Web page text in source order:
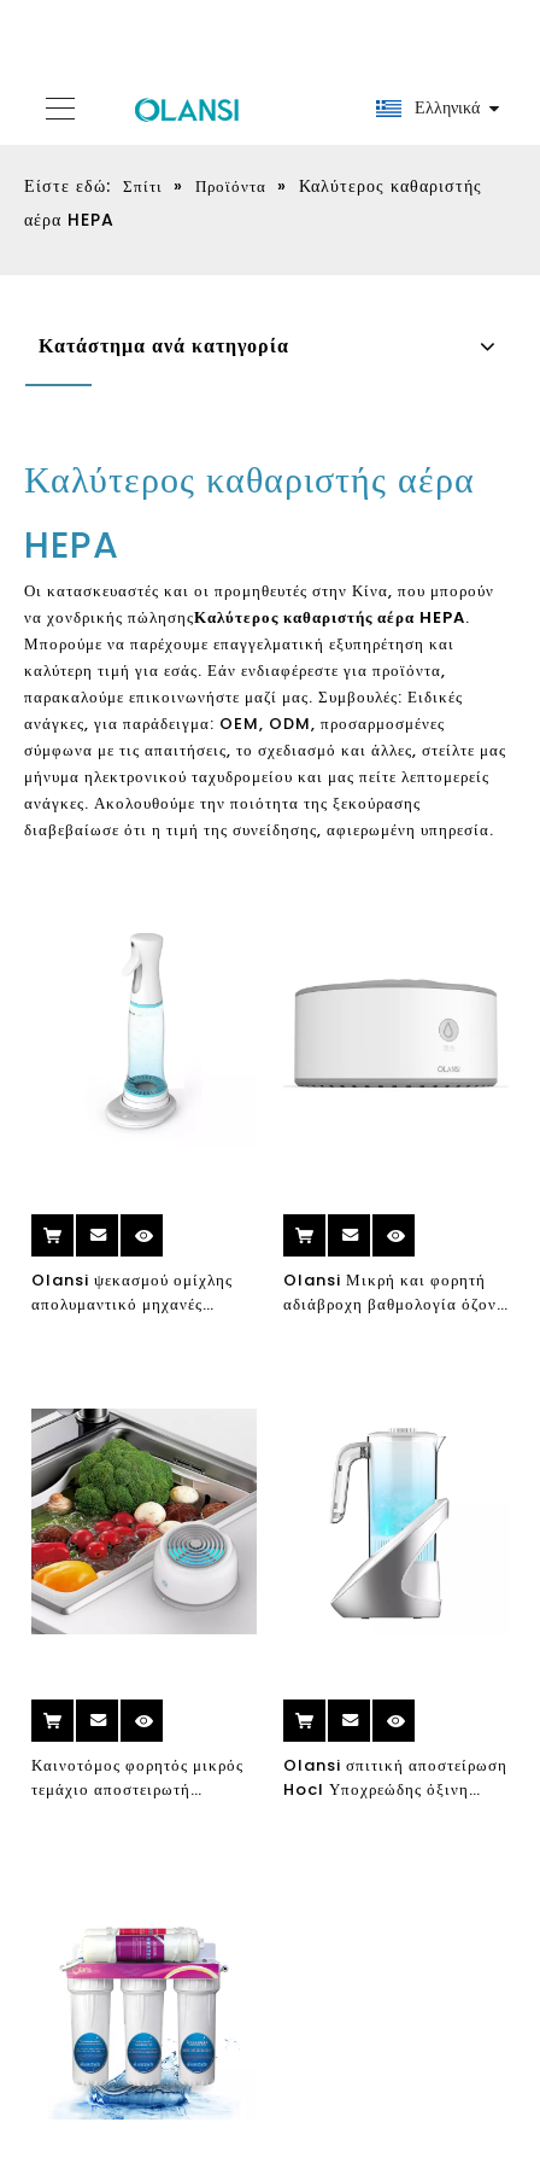
Ελληνικά
Είστε εδώ: Σπίτι » Προϊόντα » Καλύτερος καθαριστής
αέρα HEPA
Κατάστημα ανά κατηγορία
Καλύτερος καθαριστής αέρα
HEPA
Οι κατασκευαστές και οι προμηθευτές στην Κίνα, που μπορούν
να χονδρικής πώλησηςΚαλύτερος καθαριστής αέρα HEPA.
Μπορούμε να παρέχουμε επαγγελματική εξυπηρέτηση και
καλύτερη τιμή για εσάς. Εάν ενδιαφέρεστε για προϊόντα,
παρακαλούμε επικοινωνήστε μαζί μας. Συμβουλές: Ειδικές
ανάγκες, για παράδειγμα: OEM, ODM, προσαρμοσμένες
σύμφωνα με τις απαιτήσεις, το σχεδιασμό και άλλες, στείλτε μας
μήνυμα ηλεκτρονικού ταχυδρομείου και μας πείτε λεπτομερείς
ανάγκες. Ακολουθούμε την ποιότητα της ξεκούρασης
διαβεβαίωσε ότι η τιμή της συνείδησης, αφιερωμένη υπηρεσία.
Olansi ψεκασμού ομίχλης
απολυμαντικό μηχανές
Olansi Μικρή και φορητή
αδιάβροχη βαθμολογία όζον
Καινοτόμος φορητός μικρός
τεμάχιο αποστειρωτή
Olansi σπιτική αποστείρωση
Hocl Υποχρεώδης όξινη